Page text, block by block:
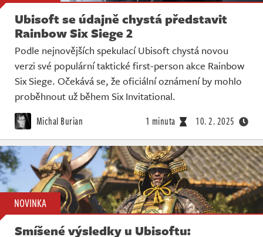
Ubisoft se údajně chystá představit
Rainbow Six Siege 2
Podle nejnovějších spekulací Ubisoft chystá novou
verzi své populární taktické first-person akce Rainbow
Six Siege. Očekává se, že oficiální oznámení by mohlo
proběhnout už během Six Invitational.
Michal Burian 1 minuta 10. 2. 2025
NOVINKA
Smíšené výsledky u Ubisoftu: